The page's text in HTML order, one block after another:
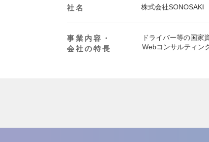
社名 株式会社SONOSAKI
事業内容・
会社の特長
ドライバー等の国家
Webコンサルティン